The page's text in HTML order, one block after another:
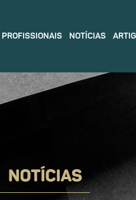
PROFISSIONAIS NOTÍCIAS